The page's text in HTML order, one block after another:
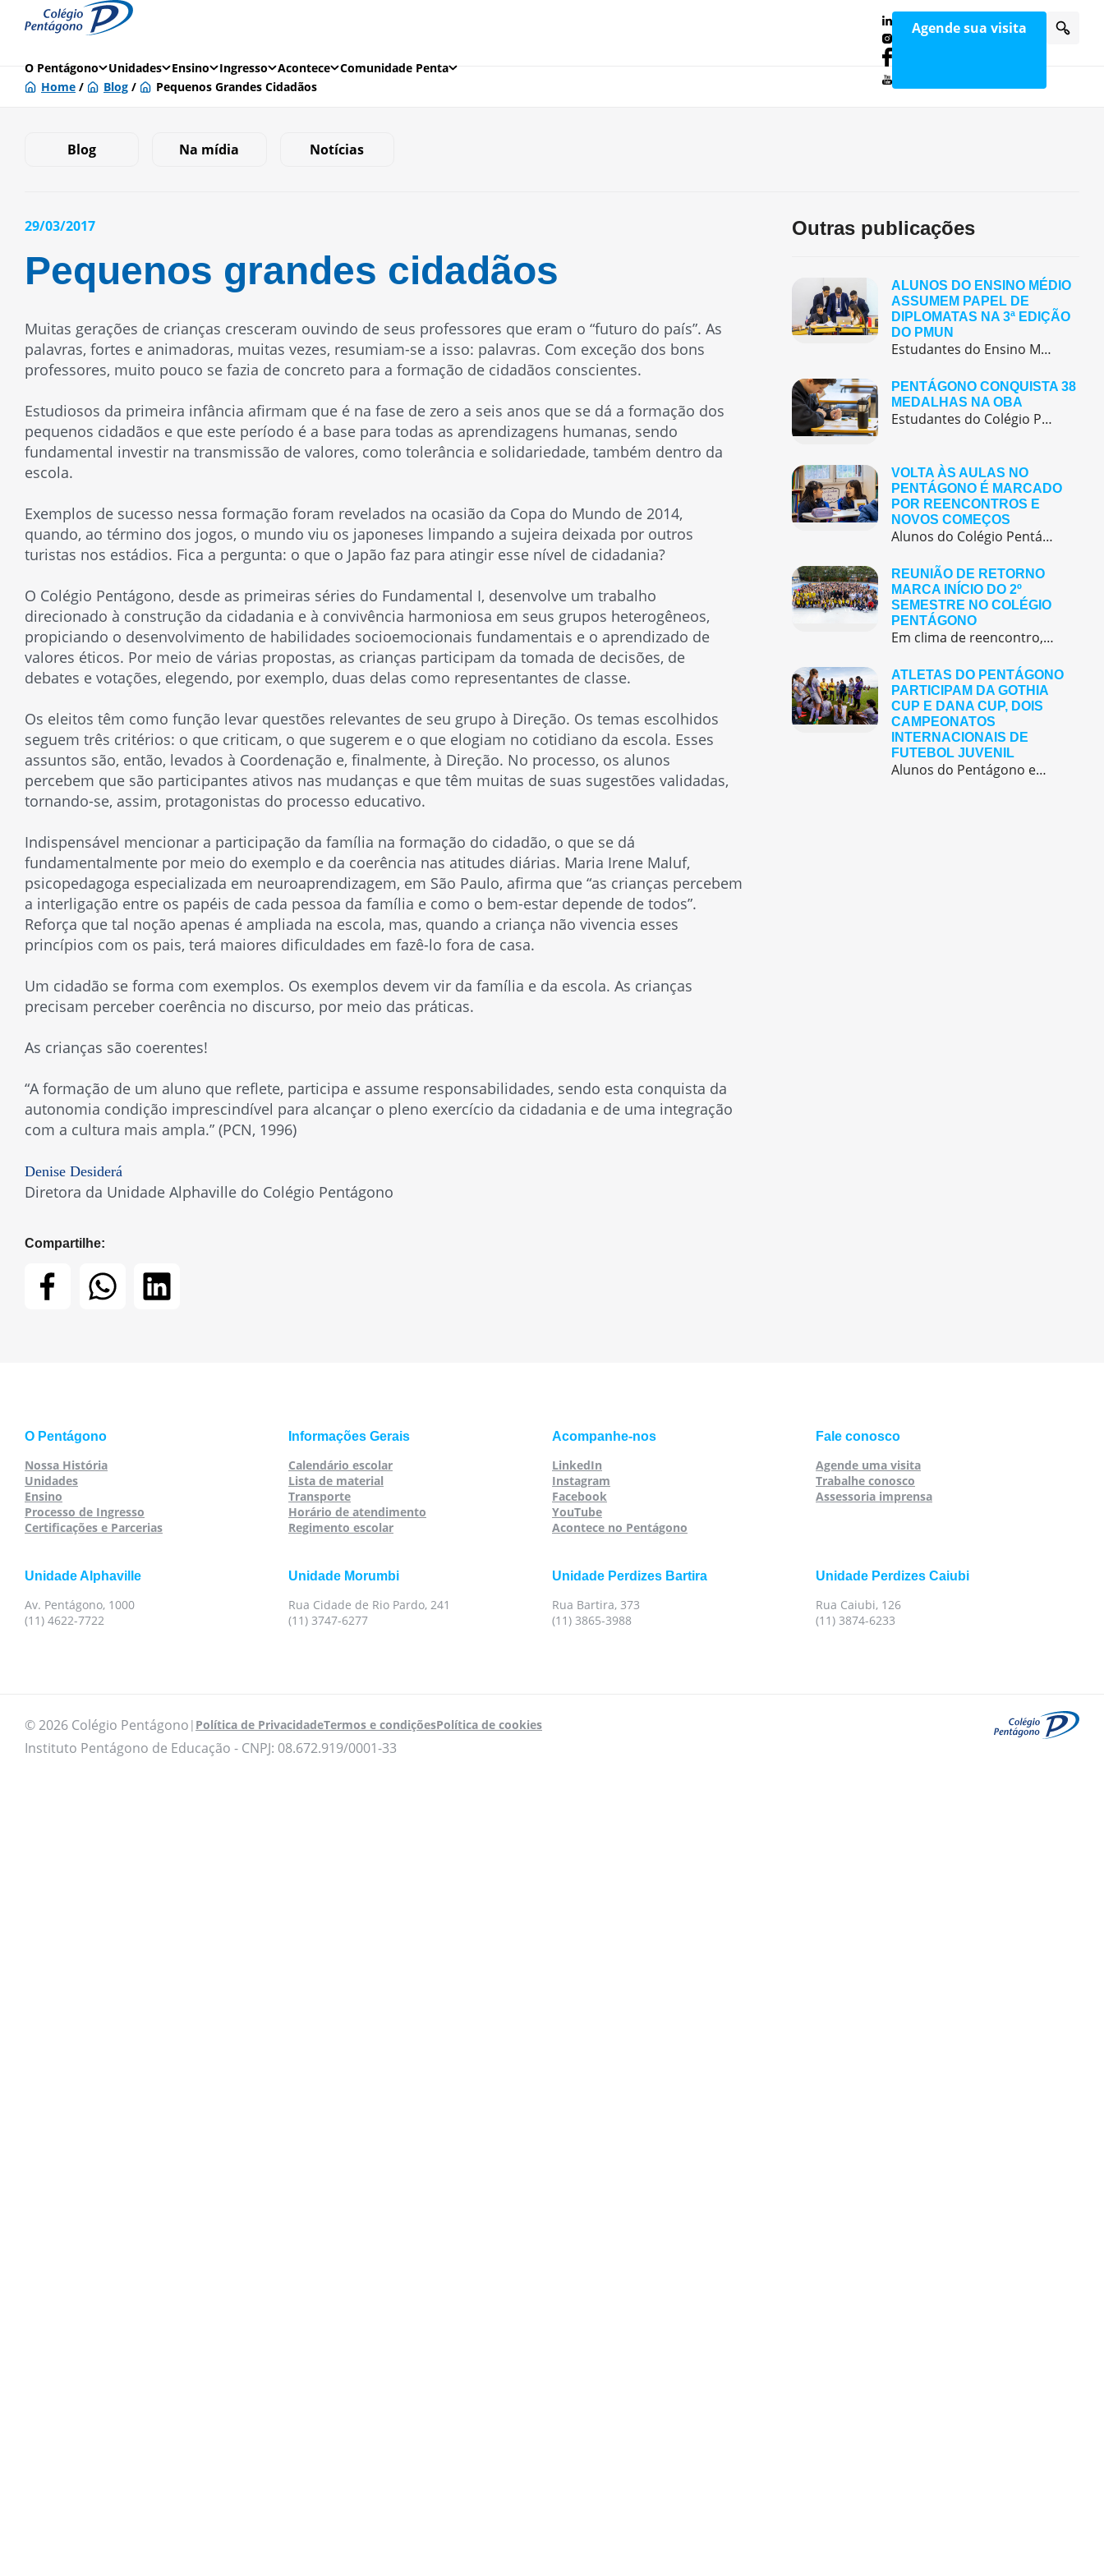
O Pentágono Unidades Ensino Ingresso Acontece Comunidade Penta
Agende sua visita
Home / Blog / Pequenos Grandes Cidadãos
Blog Na mídia Notícias
29/03/2017
Pequenos grandes cidadãos
Muitas gerações de crianças cresceram ouvindo de seus professores que eram o “futuro do país”. As
palavras, fortes e animadoras, muitas vezes, resumiam-se a isso: palavras. Com exceção dos bons
professores, muito pouco se fazia de concreto para a formação de cidadãos conscientes.
Estudiosos da primeira infância afirmam que é na fase de zero a seis anos que se dá a formação dos
pequenos cidadãos e que este período é a base para todas as aprendizagens humanas, sendo
fundamental investir na transmissão de valores, como tolerância e solidariedade, também dentro da
escola.
Exemplos de sucesso nessa formação foram revelados na ocasião da Copa do Mundo de 2014,
quando, ao término dos jogos, o mundo viu os japoneses limpando a sujeira deixada por outros
turistas nos estádios. Fica a pergunta: o que o Japão faz para atingir esse nível de cidadania?
O Colégio Pentágono, desde as primeiras séries do Fundamental I, desenvolve um trabalho
direcionado à construção da cidadania e à convivência harmoniosa em seus grupos heterogêneos,
propiciando o desenvolvimento de habilidades socioemocionais fundamentais e o aprendizado de
valores éticos. Por meio de várias propostas, as crianças participam da tomada de decisões, de
debates e votações, elegendo, por exemplo, duas delas como representantes de classe.
Os eleitos têm como função levar questões relevantes de seu grupo à Direção. Os temas escolhidos
seguem três critérios: o que criticam, o que sugerem e o que elogiam no cotidiano da escola. Esses
assuntos são, então, levados à Coordenação e, finalmente, à Direção. No processo, os alunos
percebem que são participantes ativos nas mudanças e que têm muitas de suas sugestões validadas,
tornando-se, assim, protagonistas do processo educativo.
Indispensável mencionar a participação da família na formação do cidadão, o que se dá
fundamentalmente por meio do exemplo e da coerência nas atitudes diárias. Maria Irene Maluf,
psicopedagoga especializada em neuroaprendizagem, em São Paulo, afirma que “as crianças percebem
a interligação entre os papéis de cada pessoa da família e como o bem-estar depende de todos”.
Reforça que tal noção apenas é ampliada na escola, mas, quando a criança não vivencia esses
princípios com os pais, terá maiores dificuldades em fazê-lo fora de casa.
Um cidadão se forma com exemplos. Os exemplos devem vir da família e da escola. As crianças
precisam perceber coerência no discurso, por meio das práticas.
As crianças são coerentes!
“A formação de um aluno que reflete, participa e assume responsabilidades, sendo esta conquista da
autonomia condição imprescindível para alcançar o pleno exercício da cidadania e de uma integração
com a cultura mais ampla.” (PCN, 1996)
Denise Desiderá
Diretora da Unidade Alphaville do Colégio Pentágono
Compartilhe:
Outras publicações
ALUNOS DO ENSINO MÉDIO
ASSUMEM PAPEL DE
DIPLOMATAS NA 3ª EDIÇÃO
DO PMUN
Estudantes do Ensino Médio do Colégio Pentágono protagonizaram uma simulação da ONU, defendendo posições de países em comitês temáticos e vivenciando, na prática, negociações diplomáticas multilíngues.
PENTÁGONO CONQUISTA 38
MEDALHAS NA OBA
Estudantes do Colégio Pentágono conquistam excelente resultado na Olimpíada Brasileira de Astronomia e Astronáutica (OBA) 2025, somando 38 medalhas.
VOLTA ÀS AULAS NO
PENTÁGONO É MARCADO
POR REENCONTROS E
NOVOS COMEÇOS
Alunos do Colégio Pentágono retornaram às aulas trazendo o entusiasmo dos reencontros e o desejo de seguir aprendendo com significado.
REUNIÃO DE RETORNO
MARCA INÍCIO DO 2º
SEMESTRE NO COLÉGIO
PENTÁGONO
Em clima de reencontro, a equipe pedagógica participou da abertura do semestre letivo com treinamentos e simulação de emergência
ATLETAS DO PENTÁGONO
PARTICIPAM DA GOTHIA
CUP E DANA CUP, DOIS
CAMPEONATOS
INTERNACIONAIS DE
FUTEBOL JUVENIL
Alunos do Pentágono embarcaram para a Europa, onde participaram de duas das maiores competições internacionais de futebol juvenil
O Pentágono
Nossa História
Unidades
Ensino
Processo de Ingresso
Certificações e Parcerias
Informações Gerais
Calendário escolar
Lista de material
Transporte
Horário de atendimento
Regimento escolar
Acompanhe-nos
LinkedIn
Instagram
Facebook
YouTube
Acontece no Pentágono
Fale conosco
Agende uma visita
Trabalhe conosco
Assessoria imprensa
Unidade Alphaville
Av. Pentágono, 1000
(11) 4622-7722
Unidade Morumbi
Rua Cidade de Rio Pardo, 241
(11) 3747-6277
Unidade Perdizes Bartira
Rua Bartira, 373
(11) 3865-3988
Unidade Perdizes Caiubi
Rua Caiubi, 126
(11) 3874-6233
© 2026 Colégio Pentágono | Política de PrivacidadeTermos e condiçõesPolítica de cookies
Instituto Pentágono de Educação - CNPJ: 08.672.919/0001-33